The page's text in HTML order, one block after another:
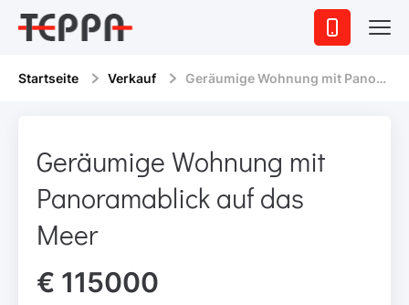
Startseite Verkauf Geräumige Wohnung mit Panoramablick auf das Meer
Geräumige Wohnung mit
Panoramablick auf das
Meer
€ 115000